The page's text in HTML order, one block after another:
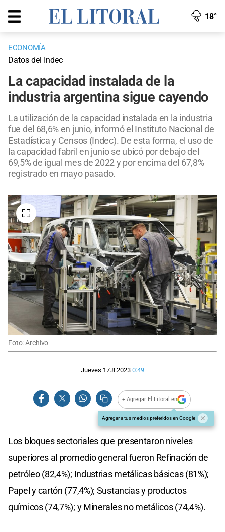
18°
ECONOMÍA
Datos del Indec
La capacidad instalada de la
industria argentina sigue cayendo
La utilización de la capacidad instalada en la industria
fue del 68,6% en junio, informó el Instituto Nacional de
Estadística y Censos (Indec). De esta forma, el uso de
la capacidad fabril en junio se ubicó por debajo del
69,5% de igual mes de 2022 y por encima del 67,8%
registrado en mayo pasado.
Foto: Archivo
Jueves 17.8.2023 0:49
+ Agregar El Litoral en
Agregar a tus medios preferidos en Google
Los bloques sectoriales que presentaron niveles
superiores al promedio general fueron Refinación de
petróleo (82,4%); Industrias metálicas básicas (81%);
Papel y cartón (77,4%); Sustancias y productos
químicos (74,7%); y Minerales no metálicos (74,4%).